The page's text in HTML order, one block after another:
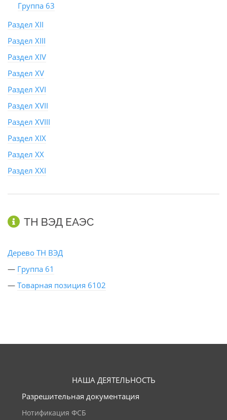
Группа 63
Раздел XII
Раздел XIII
Раздел XIV
Раздел XV
Раздел XVI
Раздел XVII
Раздел XVIII
Раздел XIX
Раздел XX
Раздел XXI
ТН ВЭД ЕАЭС
Дерево ТН ВЭД
— Группа 61
— Товарная позиция 6102
НАША ДЕЯТЕЛЬНОСТЬ
Разрешительная документация
Нотификация ФСБ